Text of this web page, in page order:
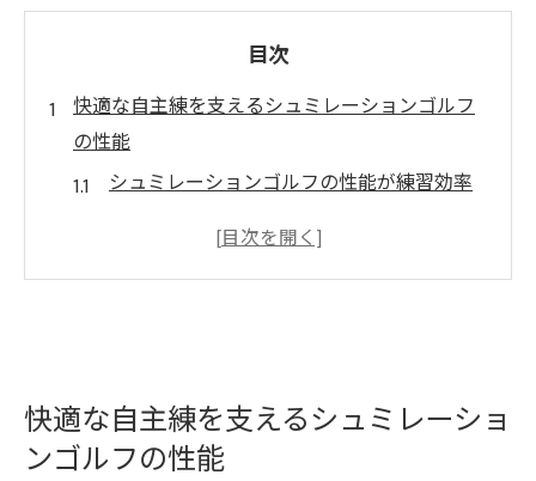
目次
快適な自主練を支えるシュミレーションゴルフ
の性能
シュミレーションゴルフの性能が練習効率
シュミレーションゴルフ導入で得られるリ
アルな練習体験
快適な自主練を支えるシュミレーショ
ンゴルフの性能